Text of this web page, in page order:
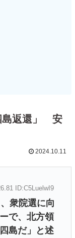
島返還」 安
2024.10.11
ID:C5LuelwI9
衆院選に向
で、北方領
島だ」と述